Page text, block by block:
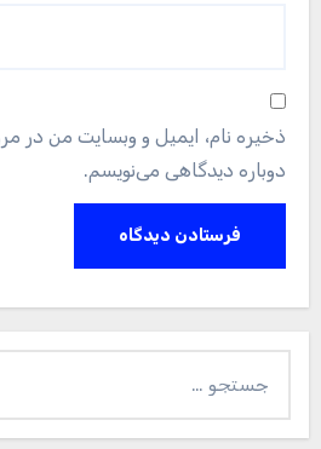
ذخیره نام، ایمیل و وبسایت من در
دوباره دیدگاهی می‌نویسم.
برای: